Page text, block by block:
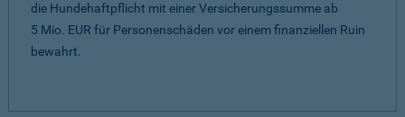
die Hundehaftpflicht mit einer Versicherungssumme ab
5 Mio. EUR für Personenschäden vor einem finanziellen Ruin
bewahrt.